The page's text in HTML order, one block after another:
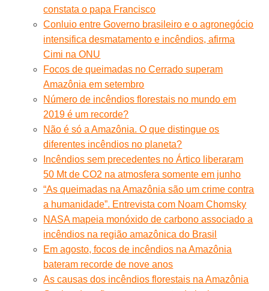
constata o papa Francisco
Conluio entre Governo brasileiro e o agronegócio
intensifica desmatamento e incêndios, afirma
Cimi na ONU
Focos de queimadas no Cerrado superam
Amazônia em setembro
Número de incêndios florestais no mundo em
2019 é um recorde?
Não é só a Amazônia. O que distingue os
diferentes incêndios no planeta?
Incêndios sem precedentes no Ártico liberaram
50 Mt de CO2 na atmosfera somente em junho
“As queimadas na Amazônia são um crime contra
a humanidade”. Entrevista com Noam Chomsky
NASA mapeia monóxido de carbono associado a
incêndios na região amazônica do Brasil
Em agosto, focos de incêndios na Amazônia
bateram recorde de nove anos
As causas dos incêndios florestais na Amazônia